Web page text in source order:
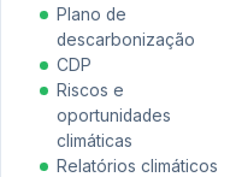
Plano de
descarbonização
CDP
Riscos e
oportunidades
climáticas
Relatórios climáticos